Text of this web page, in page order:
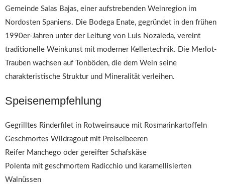
Gemeinde Salas Bajas, einer aufstrebenden Weinregion im
Nordosten Spaniens. Die Bodega Enate, gegründet in den frühen
1990er-Jahren unter der Leitung von Luis Nozaleda, vereint
traditionelle Weinkunst mit moderner Kellertechnik. Die Merlot-
Trauben wachsen auf Tonböden, die dem Wein seine
charakteristische Struktur und Mineralität verleihen.
Speisenempfehlung
Gegrilltes Rinderfilet in Rotweinsauce mit Rosmarinkartoffeln
Geschmortes Wildragout mit Preiselbeeren
Reifer Manchego oder gereifter Schafskäse
Polenta mit geschmortem Radicchio und karamellisierten
Walnüssen